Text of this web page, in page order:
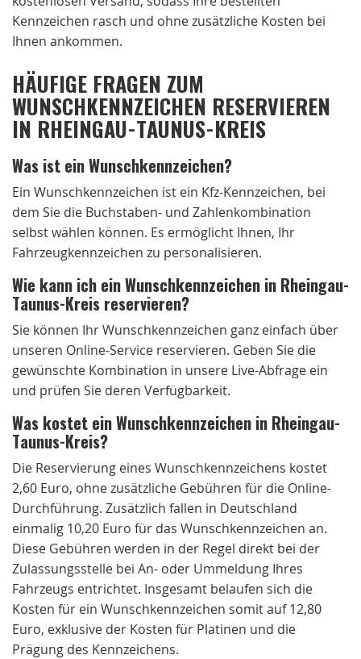
Kennzeichen rasch und ohne zusätzliche Kosten bei
Ihnen ankommen.
HÄUFIGE FRAGEN ZUM
WUNSCHKENNZEICHEN RESERVIEREN
IN RHEINGAU-TAUNUS-KREIS
Was ist ein Wunschkennzeichen?
Ein Wunschkennzeichen ist ein Kfz-Kennzeichen, bei
dem Sie die Buchstaben- und Zahlenkombination
selbst wählen können. Es ermöglicht Ihnen, Ihr
Fahrzeugkennzeichen zu personalisieren.
Wie kann ich ein Wunschkennzeichen in Rheingau-
Taunus-Kreis reservieren?
Sie können Ihr Wunschkennzeichen ganz einfach über
unseren Online-Service reservieren. Geben Sie die
gewünschte Kombination in unsere Live-Abfrage ein
und prüfen Sie deren Verfügbarkeit.
Was kostet ein Wunschkennzeichen in Rheingau-
Taunus-Kreis?
Die Reservierung eines Wunschkennzeichens kostet
2,60 Euro, ohne zusätzliche Gebühren für die Online-
Durchführung. Zusätzlich fallen in Deutschland
einmalig 10,20 Euro für das Wunschkennzeichen an.
Diese Gebühren werden in der Regel direkt bei der
Zulassungsstelle bei An- oder Ummeldung Ihres
Fahrzeugs entrichtet. Insgesamt belaufen sich die
Kosten für ein Wunschkennzeichen somit auf 12,80
Euro, exklusive der Kosten für Platinen und die
Prägung des Kennzeichens.